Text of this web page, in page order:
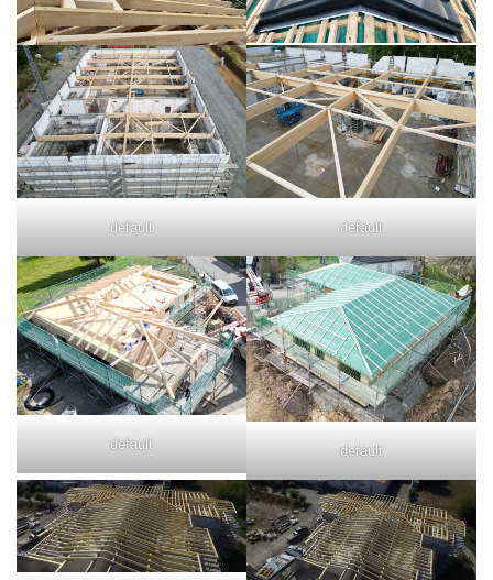
default default
default default